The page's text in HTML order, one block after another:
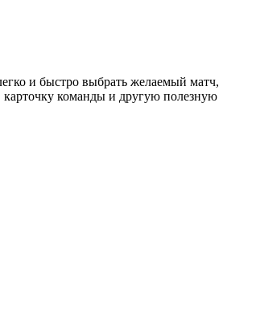
и быстро выбрать желаемый матч,
команды и другую полезную